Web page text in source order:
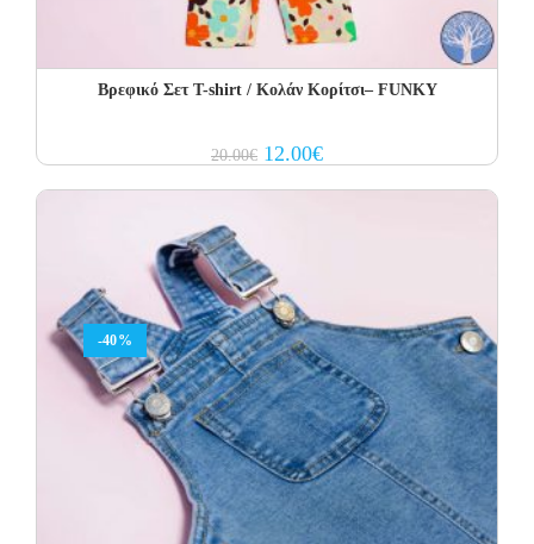
Βρεφικό Σετ Τ-shirt / Κολάν Κορίτσι– FUNKY
20.00€ Original
price
12.00€Current
price
-40%